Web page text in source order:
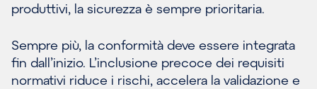
produttivi, la sicurezza è sempre prioritaria.
Sempre più, la conformità deve essere integrata
fin dall’inizio. L’inclusione precoce dei requisiti
normativi riduce i rischi, accelera la validazione e